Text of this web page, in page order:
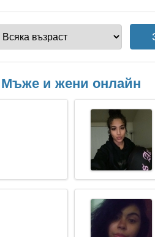
Мъже и жени онлайн